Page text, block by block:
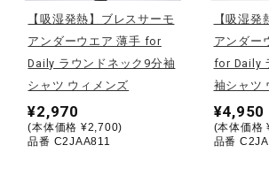
野球
ゴルフ
スイム
【吸湿発熱】ブレスサーモ
アンダーウエア 薄手 for
Daily ラウンドネック9分袖
シャツ ウィメンズ
¥2,970
(本体価格 ¥2,700)
品番 C2JAA811
【吸湿
アンダー
for Daily
袖シャツ
¥4,950
(本体価格
品番